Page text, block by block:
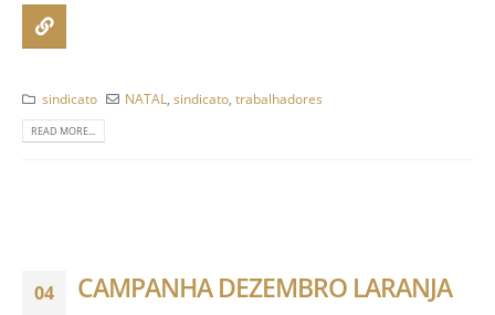
sindicato NATAL ,sindicato ,trabalhadores
READ MORE...
04 CAMPANHA DEZEMBRO LARANJA